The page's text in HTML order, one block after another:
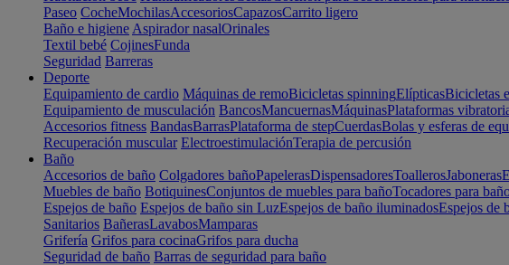
Paseo CocheMochilasAccesoriosCapazosCarrito ligero
Baño e higiene Aspirador nasalOrinales
Textil bebé CojinesFunda
Seguridad Barreras
Deporte
Equipamiento de cardio Máquinas de remoBicicletas spinningElípticasBicicletas
Equipamiento de musculación BancosMancuernasMáquinasPlataformas
Accesorios fitness BandasBarrasPlataforma de stepCuerdasBolas y esferas de
Recuperación muscular ElectroestimulaciónTerapia de percusión
Baño
Accesorios de baño Colgadores bañoPapelerasDispensadoresToallerosJaboneras
Muebles de baño BotiquinesConjuntos de muebles para bañoTocadores para
Espejos de baño Espejos de baño sin LuzEspejos de baño iluminadosEspejos de
Sanitarios BañerasLavabosMamparas
Grifería Grifos para cocinaGrifos para ducha
Seguridad de baño Barras de seguridad para baño